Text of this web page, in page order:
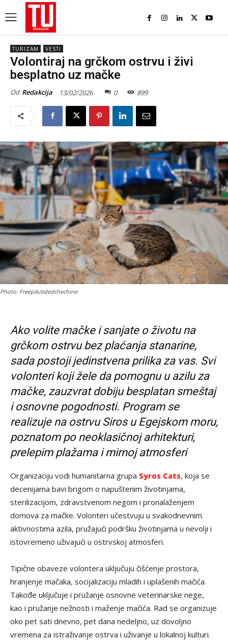
TURIZAM VESTI
Volontiraj na grčkom ostrvu i živi
besplatno uz mačke
Od Redakcija 13/02/2026 0 899
Photo: Freepik/ededchechine
Ako volite mačke i sanjate o životu na
grčkom ostrvu bez plaćanja stanarine,
sada postoji jedinstvena prilika za vas. Svi
volonteri koji žele da pomognu u azilu za
mačke, zauzvrat dobiju besplatan smeštaj
i osnovne pogodnosti. Program se
realizuje na ostrvu Siros u Egejskom moru,
poznatom po neoklasičnoj arhitekturi,
prelepim plažama i mirnoj atmosferi
Organizaciju vodi humanitarna grupa Syros Cats, koja se
decenijama bavi brigom o napuštenim životinjama,
sterilizacijom, zdravstvenom negom i pronalaženjem
domova za mačke. Volonteri učestvuju u svakodnevnim
aktivnostima azila, pružajući podršku životinjama u nevolji i
istovremeno uživajući u ostrvskoj atmosferi.
Tipične obaveze volontera uključuju čišćenje prostora,
hranjenje mačaka, socijalizaciju mladih i uplašenih mačića.
Takođe uključuje i pružanje osnovne veterinarske nege,
kao i pružanje nežnosti i maženje mačića. Rad se organizuje
oko pet sati dnevno, pet dana nedeljno, uz dovoljno
vremena za istraživanje ostrva i uživanje u lokalnoj kulturi.